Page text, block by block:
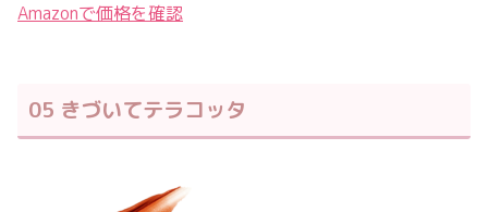
Amazonで価格を確認
05 きづいてテラコッタ